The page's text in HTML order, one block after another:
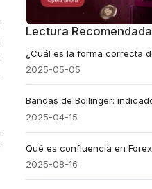
Lectura Recomendada
2025-05-05
2025-04-15
2025-08-16